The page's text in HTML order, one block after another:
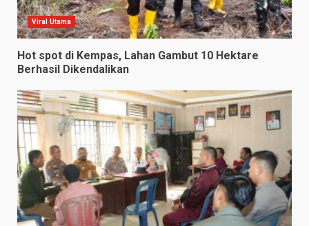
Viral Utama
Hot spot di Kempas, Lahan Gambut 10 Hektare
Berhasil Dikendalikan